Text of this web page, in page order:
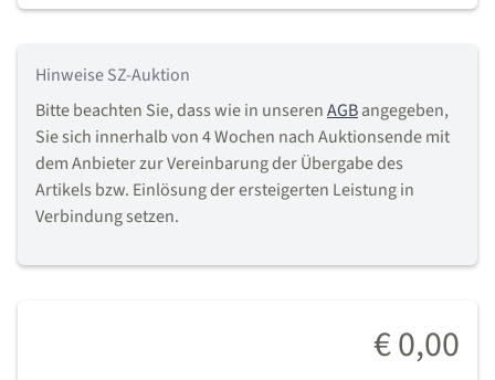
€ 0,00
Hinweise SZ-Auktion
Bitte beachten Sie, dass wie in unserenAGBangegeben,
Sie sich innerhalb von 4 Wochen nach Auktionsende mit
dem Anbieter zur Vereinbarung der Übergabe des
Artikels bzw. Einlösung der ersteigerten Leistung in
Verbindung setzen.